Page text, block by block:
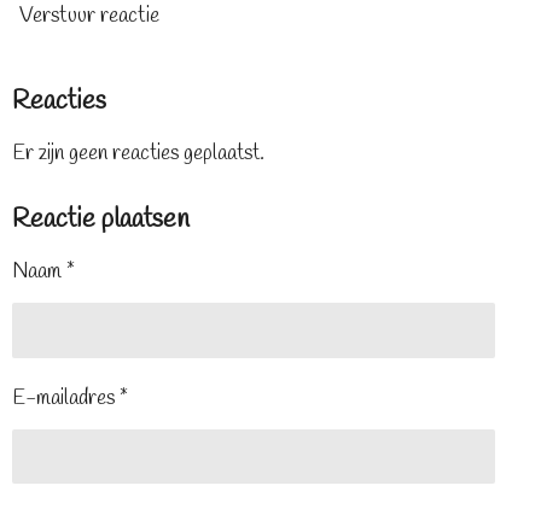
Verstuur reactie
Reacties
Er zijn geen reacties geplaatst.
Reactie plaatsen
Naam *
E-mailadres *